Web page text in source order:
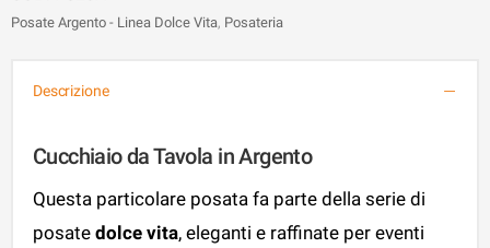
Posate Argento - Linea Dolce Vita, Posateria
Descrizione
Cucchiaio da Tavola in Argento
Questa particolare posata fa parte della serie di
posate dolce vita, eleganti e raffinate per eventi